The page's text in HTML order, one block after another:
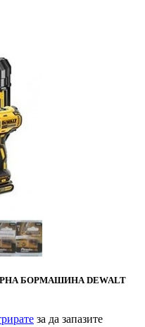
БОРМАШИНА DEWALT
за да запазите